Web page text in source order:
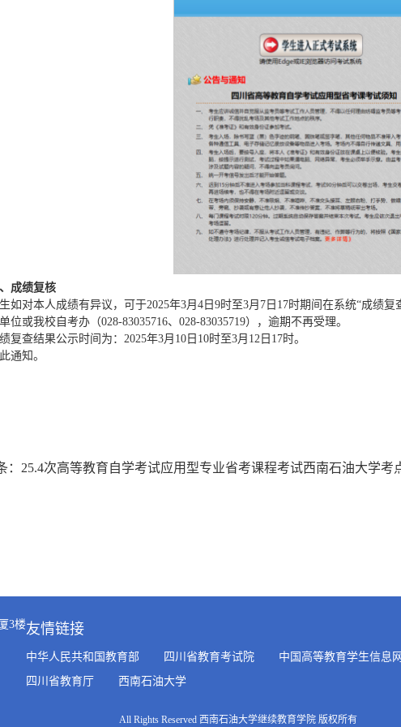
成绩复核
如对本人成绩有异议，可于2025年3月4日9时至3月7日17时期间在系统“成绩
位或我校自考办（028-83035716、028-83035719），逾期不再受理。
复查结果公示时间为：2025年3月10日10时至3月12日17时。
通知。
： 25.4次高等教育自学考试应用型专业省考课程考试西南石油大学考
3楼友情链接
中华人民共和国教育部 四川省教育考试院
中国高等教育学生信息网
四川省教育厅
西南石油大学
All Rights Reserved 西南石油大学继续教育学院 版权所有